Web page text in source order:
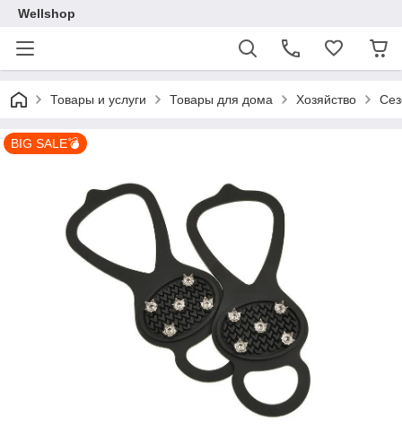
Wellshop
Товары и услуги Товары для дома Хозяйство
BIG SALE💣